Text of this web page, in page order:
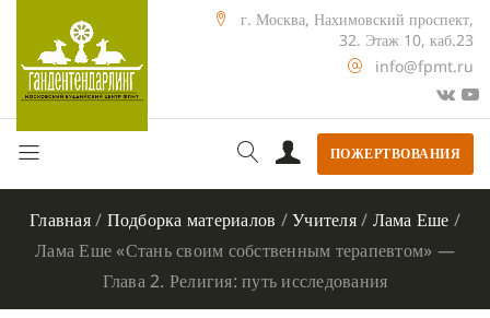
г. Москва, Нахимовский проспект,
32. Этаж 10, каб.23
info@fpmt.ru
ПОЖЕРТВОВАНИЯ
Главная/ Подборка материалов /Учителя/ Лама Еше /
Лама Еше «Стань своим собственным терапевтом» —
Глава 2. Религия: путь исследования